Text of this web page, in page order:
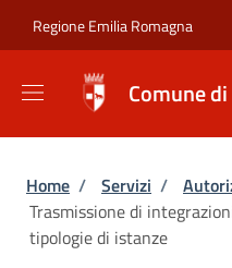
Regione Emilia Romagna
Comune
Briciole di
Home / Servizi /
Trasmissione di
tipologie di istanze